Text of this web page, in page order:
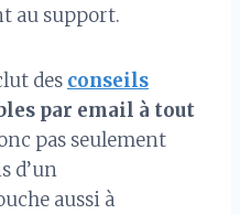
au support.
des conseils
par email à tout
pas seulement
d’un
aussi à